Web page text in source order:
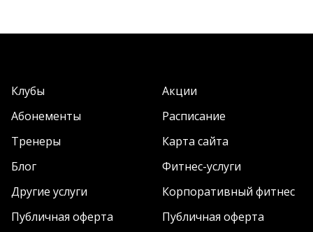
Клубы
Акции
Абонементы
Расписание
Тренеры
Карта сайта
Блог
Фитнес-услуги
Другие услуги
Корпоративный фитнес
Публичная оферта
Публичная оферта